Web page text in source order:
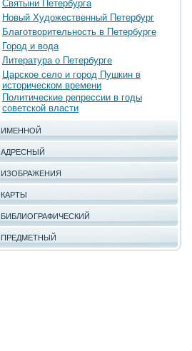
Святыни Петербурга
Новый Художественный Петербург
Благотворительность в Петербурге
Город и вода
Литература о Петербурге
Царское село и город Пушкин в
историческом времени
Политические репрессии в годы
советской власти
ИМЕННОЙ
АДРЕСНЫЙ
ИЗОБРАЖЕНИЯ
КАРТЫ
БИБЛИОГРАФИЧЕСКИЙ
ПРЕДМЕТНЫЙ